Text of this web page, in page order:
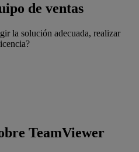
de ventas
la solución adecuada, realizar
TeamViewer